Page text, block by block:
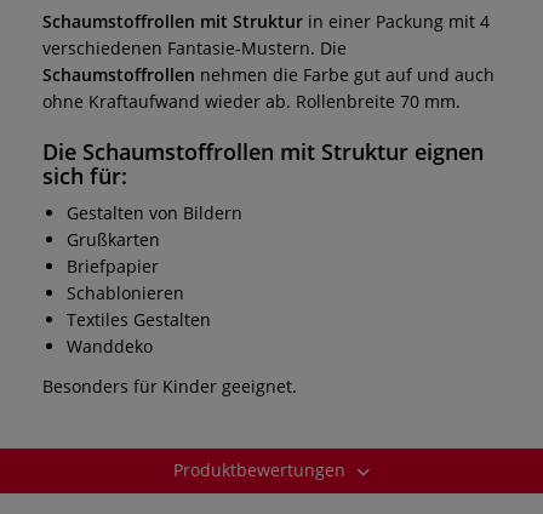
Schaumstoffrollen mit Struktur in einer Packung mit 4
verschiedenen Fantasie-Mustern. Die
Schaumstoffrollen nehmen die Farbe gut auf und auch
ohne Kraftaufwand wieder ab. Rollenbreite 70 mm.
Die Schaumstoffrollen mit Struktur eignen
sich für:
Gestalten von Bildern
Grußkarten
Briefpapier
Schablonieren
Textiles Gestalten
Wanddeko
Besonders für Kinder geeignet.
Produktbewertungen